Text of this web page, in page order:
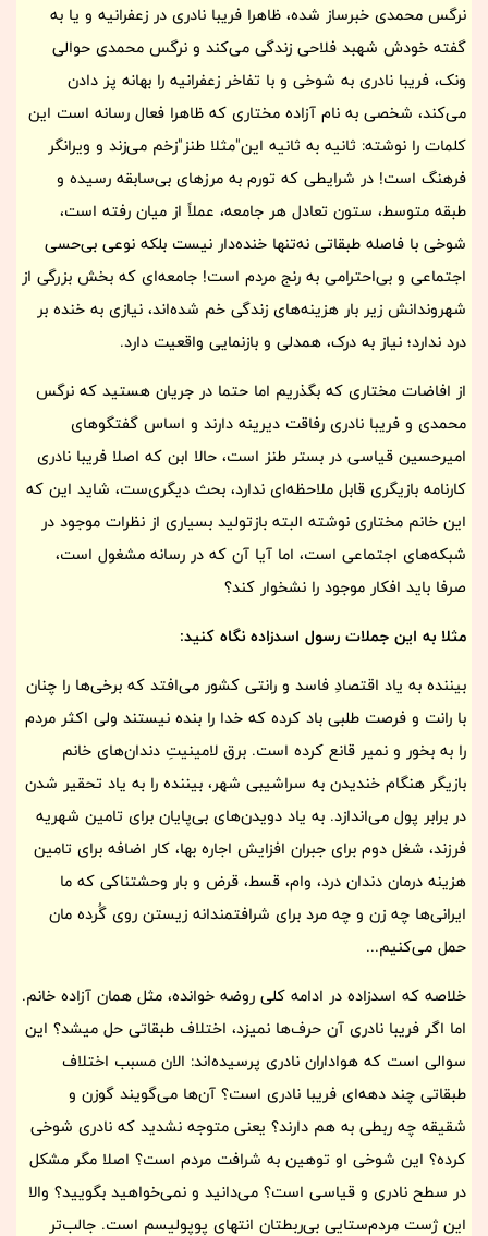
نرگس محمدی خبرساز شده، ظاهرا فریبا نادری در زعفرانیه و یا به
گفته خودش شهبد فلاحی زندگی می‌کند و نرگس محمدی حوالی
ونک، فریبا نادری به شوخی و با تفاخر زعفرانیه را بهانه پز دادن
می‌کند، شخصی به نام آزاده مختاری که ظاهرا فعال رسانه است این
کلمات را نوشته: ثانیه به ثانیه این"مثلا طنز"زخم می‌زند و ویرانگر
فرهنگ است! در شرایطی که ‎تورم به مرزهای بی‌سابقه رسیده و
طبقه متوسط، ستون تعادل هر جامعه، عملاً از میان رفته است،
شوخی با ‎فاصله طبقاتی نه‌تنها خنده‌دار نیست بلکه نوعی بی‌حسی
اجتماعی و بی‌احترامی به رنج مردم است! جامعه‌ای که بخش بزرگی از
شهروندانش زیر بار هزینه‌های زندگی خم شده‌اند، نیازی به خنده بر
درد ندارد؛ نیاز به درک، همدلی و بازنمایی واقعیت دارد.
از افاضات مختاری که بگذریم اما حتما در جریان هستید که نرگس
محمدی و فریبا نادری رفاقت دیرینه دارند و اساس گفتگوهای
امیرحسین قیاسی در بستر طنز است، حالا ابن که اصلا فریبا نادری
کارنامه بازیگری قابل ملاحظه‌ای ندارد، بحث دیگری‌ست، شاید این که
این خانم مختاری نوشته البته بازتولید بسیاری از نظرات موجود در
شبکه‌های اجتماعی است، اما آیا آن که در رسانه مشغول است،
صرفا باید افکار موجود را نشخوار کند؟
مثلا به این جملات رسول اسدزاده نگاه کنید:
بیننده به یاد اقتصادِ فاسد و رانتی کشور می‌افتد که برخی‌ها را چنان
با رانت و فرصت طلبی باد کرده که خدا را بنده نیستند ولی اکثر مردم
را به بخور و نمیر قانع کرده است. برق لامینیتِ دندان‌های خانم
بازیگر هنگام خندیدن به سراشیبی شهر، بیننده را به یاد تحقیر شدن
در برابر پول می‌اندازد. به یاد دویدن‌های بی‌پایان برای تامین شهریه
فرزند، شغل دوم برای جبران افزایش اجاره بها، کار اضافه برای تامین
هزینه درمان دندان درد، وام، قسط، قرض و بار وحشتناکی که ما
ایرانی‌ها چه زن و چه مرد برای شرافتمندانه زیستن روی گُرده مان
حمل می‌کنیم...
خلاصه که اسدزاده در ادامه کلی روضه خوانده، مثل همان آزاده خانم.
اما اگر فریبا نادری آن حرف‌ها نمیزد، اختلاف طبقاتی حل میشد؟ این
سوالی است که هواداران نادری پرسیده‌اند: الان مسبب اختلاف
طبقاتی چند دهه‌ای فریبا نادری است؟ آن‌ها می‌گویند گوزن و
شقیقه چه ربطی به هم دارند؟ یعنی متوجه نشدید که نادری شوخی
کرده؟ این شوخی او توهین به شرافت مردم است؟ اصلا مگر مشکل
در سطح نادری و قیاسی است؟ می‌دانید و نمی‌خواهید بگویید؟ والا
این ژست مردم‌ستایی بی‌ربطتان انتهای پوپولیسم است. جالب‌تر